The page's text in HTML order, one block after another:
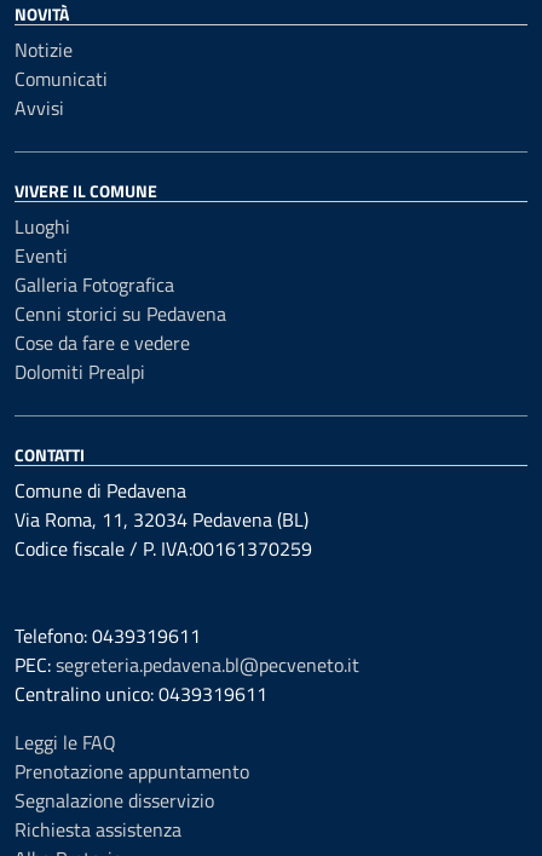
NOVITÀ
Notizie
Comunicati
Avvisi
VIVERE IL COMUNE
Luoghi
Eventi
Galleria Fotografica
Cenni storici su Pedavena
Cose da fare e vedere
Dolomiti Prealpi
CONTATTI
Comune di Pedavena
Via Roma, 11, 32034 Pedavena (BL)
Codice fiscale / P. IVA:00161370259
Telefono: 0439319611
PEC:segreteria.pedavena.bl@pecveneto.it
Centralino unico: 0439319611
Leggi le FAQ
Prenotazione appuntamento
Segnalazione disservizio
Richiesta assistenza